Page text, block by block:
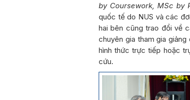
by Coursework, MSc by
quốc tế do NUS và các
hai bên cũng trao đổi về
chuyên gia tham gia
hình thức trực tiếp hoặc
cứu.